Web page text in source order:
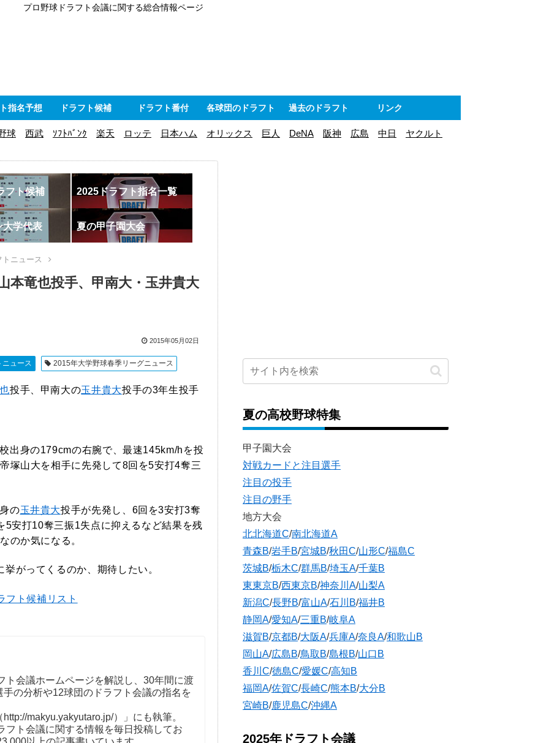
プロ野球ドラフト会議に関する総合情報ページ
指名予想 ドラフト候補 ドラフト番付 各球団のドラフト 過去のドラフト リンク
球 西武 ｿﾌﾄﾊﾞﾝｸ 楽天 ロッテ 日本ハム オリックス 巨人 DeNA 阪神 広島 中日 ヤクルト
フト候補 2025ドラフト指名一覧
大学代表 夏の甲子園大会
ニュース
本竜也投手、甲南大・玉井貴大
2015年05月02日
ュース 2015年大学野球春季リーグニュース
投手、甲南大の玉井貴大投手の3年生投手
出身の179cmの右腕で、最速145km/hを投
塚山大を相手に先発して8回を5安打4奪三
の玉井貴大投手が先発し、6回を3安打3奪
安打10奪三振1失点に抑えるなど結果を残
のか気になる。
がってくるのか、期待したい。
フト候補リスト
会議ホームページを解説し、30年間に渡
の分析や12球団のドラフト会議の指名を
makyu.yakyutaro.jp/）」にも執筆。
ト会議に関する情報を毎日投稿してお
夏の高校野球特集
甲子園大会
対戦カードと注目選手
注目の投手
注目の野手
地方大会
北北海道C/南北海道A
青森B/岩手B/宮城B/秋田C/山形C/福島C
茨城B/栃木C/群馬B/埼玉A/千葉B
東東京B/西東京B/神奈川A/山梨A
新潟C/長野B/富山A/石川B/福井B
静岡A/愛知A/三重B/岐阜A
滋賀B/京都B/大阪A/兵庫A/奈良A/和歌山B
岡山A/広島B/鳥取B/島根B/山口B
香川C/徳島C/愛媛C/高知B
福岡A/佐賀C/長崎C/熊本B/大分B
宮崎B/鹿児島C/沖縄A
2025年ドラフト会議